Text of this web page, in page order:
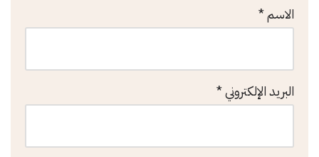
الاسم*
البريد الإلكتروني*